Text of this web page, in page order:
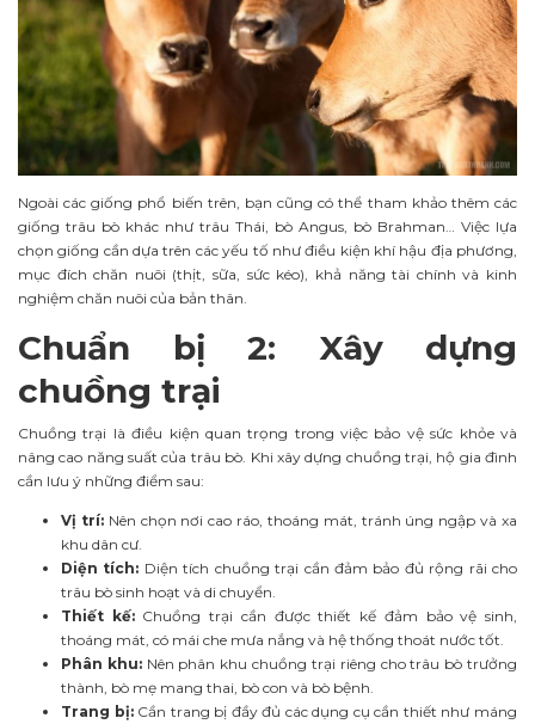
Ngoài các giống phổ biến trên, bạn cũng có thể tham khảo thêm các
giống trâu bò khác như trâu Thái, bò Angus, bò Brahman… Việc lựa
chọn giống cần dựa trên các yếu tố như điều kiện khí hậu địa phương,
mục đích chăn nuôi (thịt, sữa, sức kéo), khả năng tài chính và kinh
nghiệm chăn nuôi của bản thân.
Chuẩn bị 2: Xây dựng
chuồng trại
Chuồng trại là điều kiện quan trọng trong việc bảo vệ sức khỏe và
nâng cao năng suất của trâu bò. Khi xây dựng chuồng trại, hộ gia đình
cần lưu ý những điểm sau:
Vị trí:Nên chọn nơi cao ráo, thoáng mát, tránh úng ngập và xa
khu dân cư.
Diện tích: Diện tích chuồng trại cần đảm bảo đủ rộng rãi cho
trâu bò sinh hoạt và di chuyển.
Thiết kế:Chuồng trại cần được thiết kế đảm bảo vệ sinh,
thoáng mát, có mái che mưa nắng và hệ thống thoát nước tốt.
Phân khu:Nên phân khu chuồng trại riêng cho trâu bò trưởng
thành, bò mẹ mang thai, bò con và bò bệnh.
Trang bị:Cần trang bị đầy đủ các dụng cụ cần thiết như máng